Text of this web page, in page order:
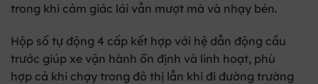
trong khi cảm giác lái vẫn mượt mà và nhạy bén.
Hộp số tự động 4 cấp kết hợp với hệ dẫn động cầu
trước giúp xe vận hành ổn định và linh hoạt, phù
hợp cả khi chạy trong đô thị lẫn khi đi đường trường